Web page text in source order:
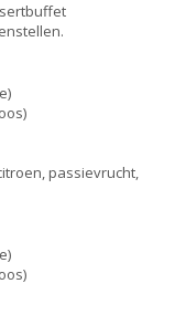
passievrucht,